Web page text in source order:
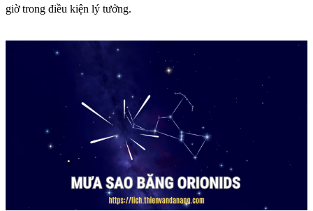
giờ trong điều kiện lý tưởng.